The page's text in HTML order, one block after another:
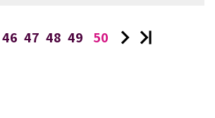
46 47 48 49 50